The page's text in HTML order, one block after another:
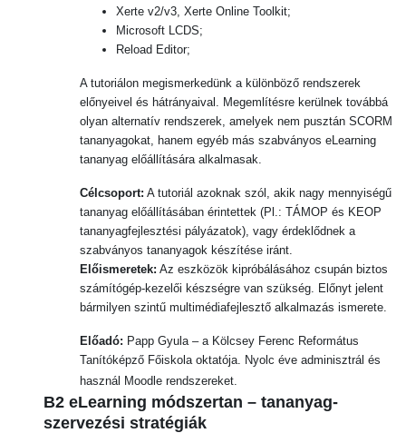
Xerte v2/v3, Xerte Online Toolkit;
Microsoft LCDS;
Reload Editor;
A tutoriálon megismerkedünk a különböző rendszerek
előnyeivel és hátrányaival. Megemlítésre kerülnek továbbá
olyan alternatív rendszerek, amelyek nem pusztán SCORM
tananyagokat, hanem egyéb más szabványos eLearning
tananyag előállítására alkalmasak.
Célcsoport: A tutoriál azoknak szól, akik nagy mennyiségű
tananyag előállításában érintettek (Pl.: TÁMOP és KEOP
tananyagfejlesztési pályázatok), vagy érdeklődnek a
szabványos tananyagok készítése iránt.
Előismeretek: Az eszközök kipróbálásához csupán biztos
számítógép-kezelői készségre van szükség. Előnyt jelent
bármilyen szintű multimédiafejlesztő alkalmazás ismerete.
Előadó: Papp Gyula – a Kölcsey Ferenc Református
Tanítóképző Főiskola oktatója. Nyolc éve adminisztrál és
használ Moodle rendszereket.
B2 eLearning módszertan – tananyag-
szervezési stratégiák